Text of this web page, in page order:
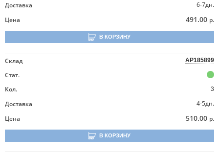
Доставка
6-7дн.
Цена
491.00 р.
В КОРЗИНУ
Склад AP185899
Стат.
Кол.
3
Доставка
4-5дн.
Цена
510.00 р.
В КОРЗИНУ